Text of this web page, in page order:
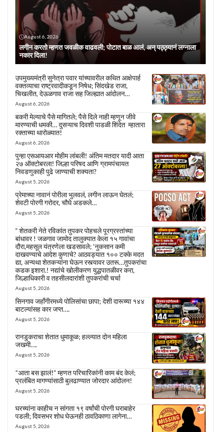
August 6, 2026
लगीन करतो म्हणत जवळीक वाढवली; पोटात बाळ आलं, अन् पठ्ठ्यानं लग्नाला
नकार दिला!
उपमुख्यमंत्री सुनेत्रा पवार यांच्यावरील कथित आक्षेपार्ह
वक्तव्याचा राष्ट्रवादीकडून निषेध; सिंदखेड राजा,
चिखलीत, देऊळगाव राजा सह जिल्ह्यात आंदोलन…
August 6, 2026
बकरी मेल्याचे पैसे मागितले; पैसे दिले नाही म्हणून जीवे
मारण्याची धमकी… दुसऱ्याच दिवशी पाडळी शिंदेत म्हातारा
रक्ताच्या थारोळ्यात!
August 6, 2026
पुन्हा एसआयआर मोहीम लांबली! अंतिम मतदार यादी आता
२७ ऑक्टोबरला! जिल्हा परिषद आणि ग्रामपंचायत
निवडणुकाही पुढे जाण्याची शक्यता?
August 5, 2026
प्रेमाच्या नावानं पोरीला भुलवलं, लगीन लाऊन घेतलं;
शेवटी पोरगी गरोदर, चौघे अडकले…
August 5, 2026
” शेतकरी नेते रविकांत तुपकर पोहचले पूरग्रस्तांच्या
बांधावर ! जळगाव जामोद तालुक्यात केला १५ गावांचा
दौरा,महसूल यंत्रणेला खडसावले; ‘नुकसान कमी
दाखवण्याचे आदेश कुणाचे? आठवड्यात १०० टक्के मदत
द्या, अन्यथा शेतकऱ्यांना घेऊन रस्त्यावर उतरू…तुपकरांचा
कडक इशारा.! नद्यांचे खोलीकरण युद्धपातळीवर करा,
जिल्हाधिकारी व तहसीलदारांशी तुपकरांची चर्चा
August 5, 2026
सिनगाव जहाँगीरमध्ये पोलिसांचा छापा; देशी दारूच्या १४४
बाटल्यांसह कार जप्त….
August 5, 2026
रानडुकराचा शेतात धुमाकूळ; हल्ल्यात दोन महिला
जखमी….
August 5, 2026
“आता बस झालं!” म्हणत परिचारिकांनी काम बंद केलं;
प्रलंबित मागण्यांसाठी बुलढाण्यात जोरदार आंदोलन!
August 5, 2026
घरच्यांना काहीच न सांगता १९ वर्षांची पोरगी घराबाहेर
पडली; दिवसभर शोध घेऊनही ठावठिकाणा लागेना…
August 5, 2026